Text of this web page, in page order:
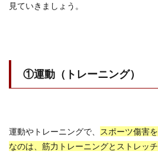
見ていきましょう。
①運動（トレーニング）
運動やトレーニングで、
スポーツ傷害
なのは、筋力トレーニングとストレッチ